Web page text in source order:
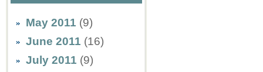
May 2011 (9)
June 2011 (16)
July 2011 (9)